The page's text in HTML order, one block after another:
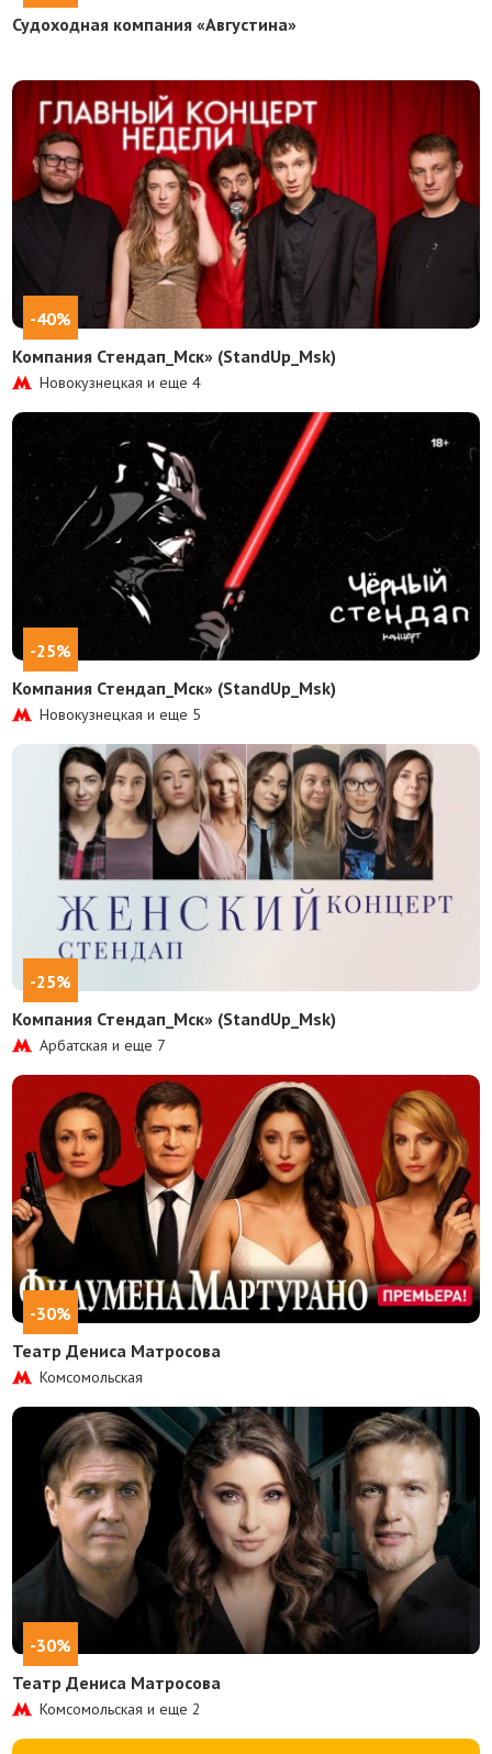
Судоходная компания «Августина»
-40%
Компания Стендап_Мск» (StandUp_Msk)
Новокузнецкая и еще4
-25%
Компания Стендап_Мск» (StandUp_Msk)
Новокузнецкая и еще 5
-25%
Компания Стендап_Мск» (StandUp_Msk)
Арбатская и еще 7
-30%
Театр Дениса Матросова
Комсомольская
-30%
Театр Дениса Матросова
Комсомольская и еще2